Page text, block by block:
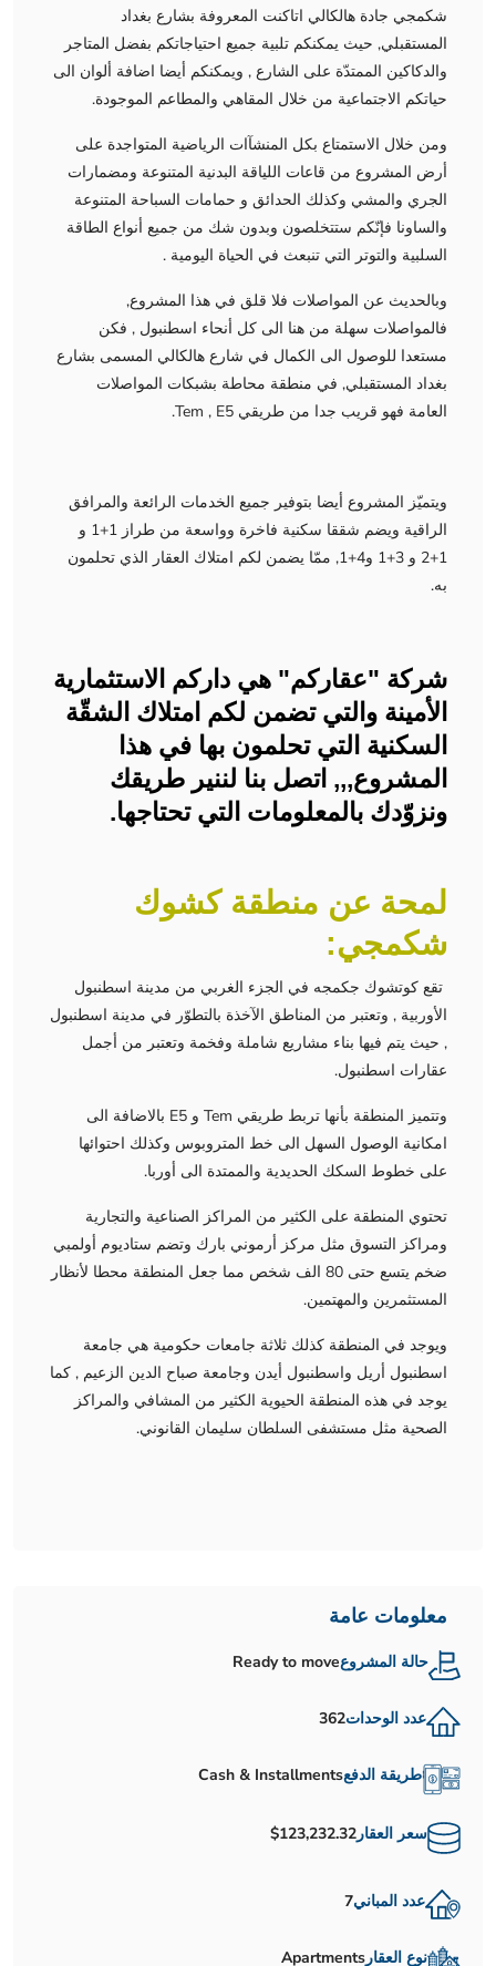
شكمجي جادة هالكالي اتاكنت المعروفة بشارع بغداد
المستقبلي, حيث يمكنكم تلبية جميع احتياجاتكم بفضل المتاجر
والدكاكين الممتدّة على الشارع , ويمكنكم أيضا اضافة ألوان الى
حياتكم الاجتماعية من خلال المقاهي والمطاعم الموجودة.
ومن خلال الاستمتاع بكل المنشآات الرياضية المتواجدة على
أرض المشروع من قاعات اللياقة البدنية المتنوعة ومضمارات
الجري والمشي وكذلك الحدائق و حمامات السباحة المتنوعة
والساونا فإنّكم ستتخلصون وبدون شك من جميع أنواع الطاقة
السلبية والتوتر التي تنبعث في الحياة اليومية .
وبالحديث عن المواصلات فلا قلق في هذا المشروع,
فالمواصلات سهلة من هنا الى كل أنحاء اسطنبول , فكن
مستعدا للوصول الى الكمال في شارع هالكالي المسمى بشارع
بغداد المستقبلي, في منطقة محاطة بشبكات المواصلات
العامة فهو قريب جدا من طريقي Tem , E5.
ويتميّز المشروع أيضا بتوفير جميع الخدمات الرائعة والمرافق
الراقية ويضم شققا سكنية فاخرة وواسعة من طراز 1+1 و
1+2 و 3+1 و4+1, ممّا يضمن لكم امتلاك العقار الذي تحلمون
به.
شركة "عقاركم" هي داركم الاستثمارية
الأمينة والتي تضمن لكم امتلاك الشقّة
السكنية التي تحلمون بها في هذا
المشروع,,, اتصل بنا لننير طريقك
ونزوّدك بالمعلومات التي تحتاجها.
لمحة عن منطقة كشوك
شكمجي:
تقع كوتشوك جكمجه في الجزء الغربي من مدينة اسطنبول
الأوربية , وتعتبر من المناطق الآخذة بالتطوّر في مدينة اسطنبول
, حيث يتم فيها بناء مشاريع شاملة وفخمة وتعتبر من أجمل
عقارات اسطنبول.
وتتميز المنطقة بأنها تربط طريقي Tem و E5 بالاضافة الى
امكانية الوصول السهل الى خط المتروبوس وكذلك احتوائها
على خطوط السكك الحديدية والممتدة الى أوربا.
تحتوي المنطقة على الكثير من المراكز الصناعية والتجارية
ومراكز التسوق مثل مركز أرموني بارك وتضم ستاديوم أولمبي
ضخم يتسع حتى 80 الف شخص مما جعل المنطقة محطا لأنظار
المستثمرين والمهتمين.
ويوجد في المنطقة كذلك ثلاثة جامعات حكومية هي جامعة
اسطنبول أريل واسطنبول أيدن وجامعة صباح الدين الزعيم , كما
يوجد في هذه المنطقة الحيوية الكثير من المشافي والمراكز
الصحية مثل مستشفى السلطان سليمان القانوني.
معلومات عامة
حالة المشروعReady to move
عدد الوحدات362
طريقة الدفعCash & Installments
سعر العقار$123,232.32
عدد المباني7
نوع العقارApartments